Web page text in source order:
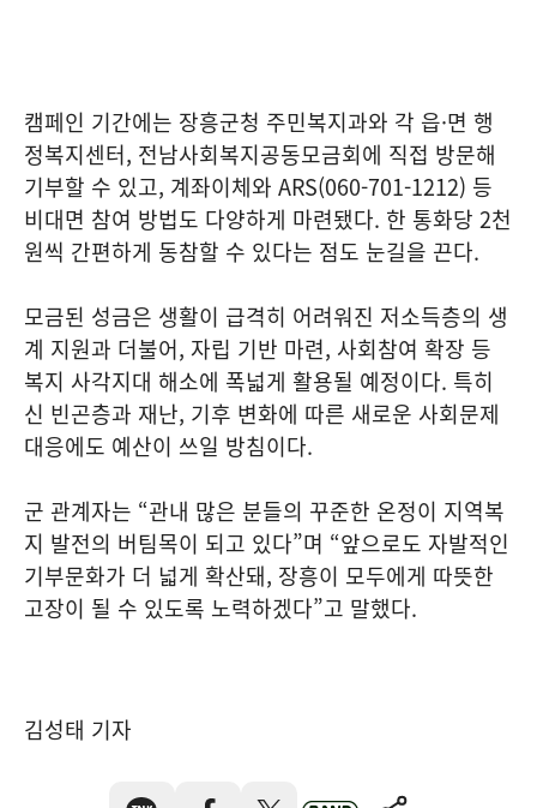
캠페인 기간에는 장흥군청 주민복지과와 각 읍·면 행
정복지센터, 전남사회복지공동모금회에 직접 방문해
기부할 수 있고, 계좌이체와 ARS(060-701-1212) 등
비대면 참여 방법도 다양하게 마련됐다. 한 통화당 2천
원씩 간편하게 동참할 수 있다는 점도 눈길을 끈다.
모금된 성금은 생활이 급격히 어려워진 저소득층의 생
계 지원과 더불어, 자립 기반 마련, 사회참여 확장 등
복지 사각지대 해소에 폭넓게 활용될 예정이다. 특히
신 빈곤층과 재난, 기후 변화에 따른 새로운 사회문제
대응에도 예산이 쓰일 방침이다.
군 관계자는 “관내 많은 분들의 꾸준한 온정이 지역복
지 발전의 버팀목이 되고 있다”며 “앞으로도 자발적인
기부문화가 더 넓게 확산돼, 장흥이 모두에게 따뜻한
고장이 될 수 있도록 노력하겠다”고 말했다.
김성태 기자